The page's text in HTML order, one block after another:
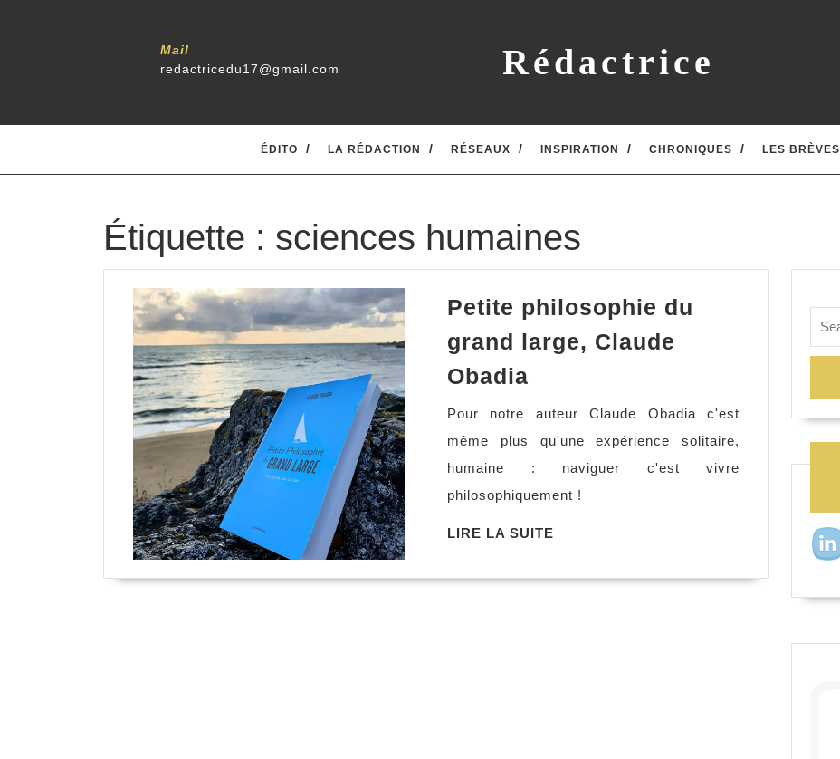
Mail
redactricedu17@gmail.com
Rédactrice
ÉDITO LA RÉDACTION RÉSEAUX INSPIRATION CHRONIQUES LES BRÈVES
Étiquette : sciences humaines
Petite philosophie du
grand large, Claude
Obadia
du
grand
large,
Claude
Obadia
Pour notre auteur Claude Obadia c'est
même plus qu'une expérience solitaire,
humaine : naviguer c'est vivre
philosophiquement !
LIRE LA SUITE
for: